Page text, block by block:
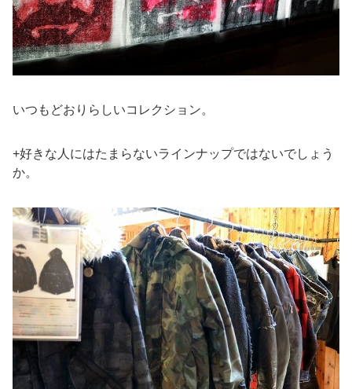
いつもどおりらしいコレクション。
+好きな人にはたまらないラインナップではないでしょう
か。